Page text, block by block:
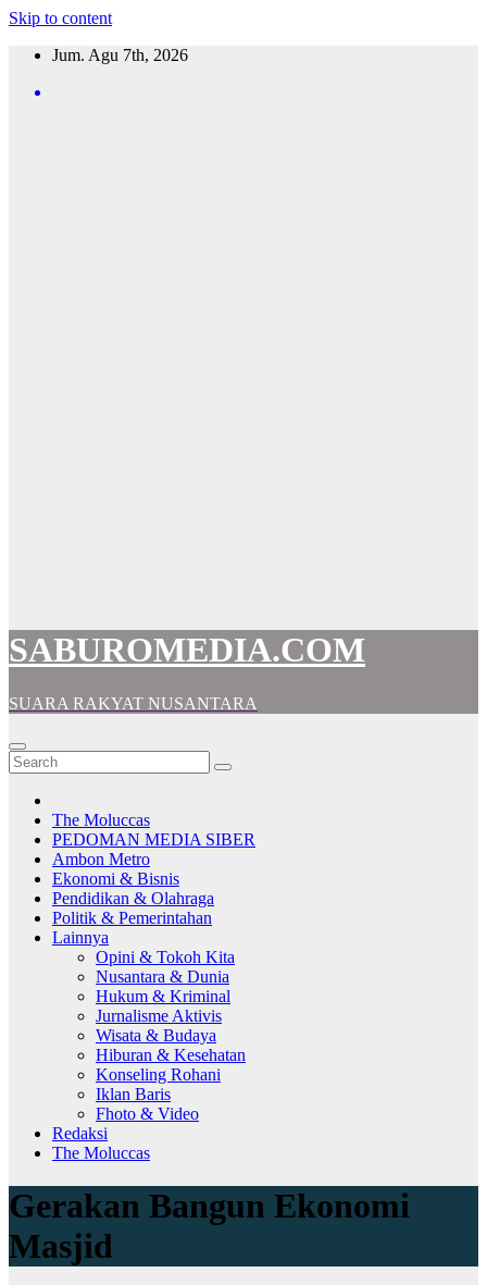
Skip to content
Jum. Agu 7th, 2026
SABUROMEDIA.COM
SUARA RAKYAT NUSANTARA
The Moluccas
PEDOMAN MEDIA SIBER
Ambon Metro
Ekonomi & Bisnis
Pendidikan & Olahraga
Politik & Pemerintahan
Lainnya
Opini & Tokoh Kita
Nusantara & Dunia
Hukum & Kriminal
Jurnalisme Aktivis
Wisata & Budaya
Hiburan & Kesehatan
Konseling Rohani
Iklan Baris
Fhoto & Video
Redaksi
The Moluccas
Gerakan Bangun Ekonomi
Masjid